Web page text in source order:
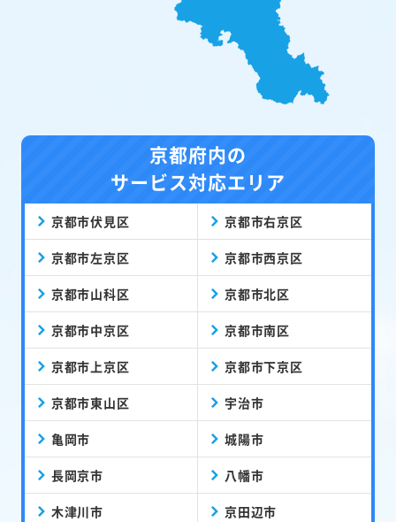
京都府内の
サービス対応エリア
京都市伏見区 京都市右京区
京都市左京区 京都市西京区
京都市山科区 京都市北区
京都市中京区 京都市南区
京都市上京区 京都市下京区
京都市東山区 宇治市
亀岡市 城陽市
長岡京市 八幡市
木津川市 京田辺市